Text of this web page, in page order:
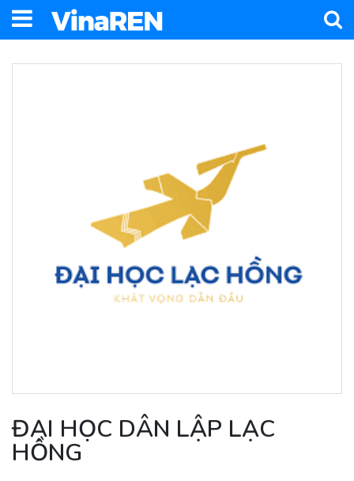
ĐẠI HỌC DÂN LẬP LẠC
HỒNG